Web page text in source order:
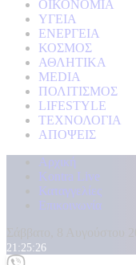
ΟΙΚΟΝΟΜΙΑ
ΥΓΕΙΑ
ΕΝΕΡΓΕΙΑ
ΚΟΣΜΟΣ
ΑΘΛΗΤΙΚΑ
MEDIA
ΠΟΛΙΤΙΣΜΟΣ
LIFESTYLE
ΤΕΧΝΟΛΟΓΙΑ
ΑΠΟΨΕΙΣ
Αρχική
Kontra Live
Καταγγελίες
Επικοινωνία
21:25:28